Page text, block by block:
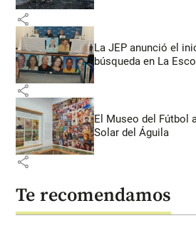
share
La JEP anunció el
búsqueda en La
share
El Museo del Fútbol
Solar del Águila
share
Te recomendamos